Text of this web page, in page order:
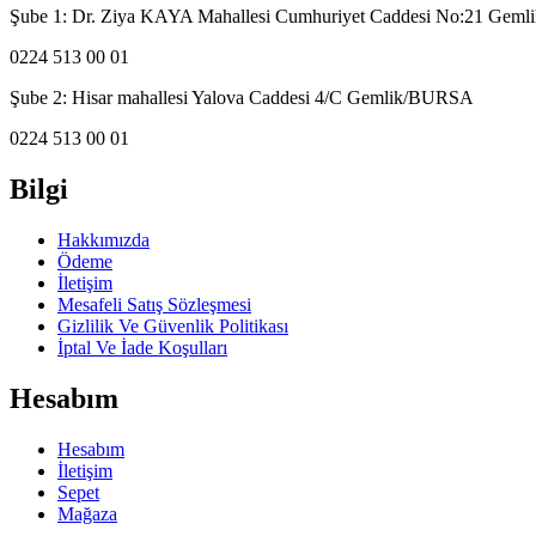
Şube 1: Dr. Ziya KAYA Mahallesi Cumhuriyet Caddesi No:21
0224 513 00 01
Şube 2: Hisar mahallesi Yalova Caddesi 4/C Gemlik/BURSA
0224 513 00 01
Bilgi
Hakkımızda
Ödeme
İletişim
Mesafeli Satış Sözleşmesi
Gizlilik Ve Güvenlik Politikası
İptal Ve İade Koşulları
Hesabım
Hesabım
İletişim
Sepet
Mağaza